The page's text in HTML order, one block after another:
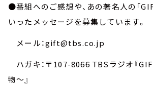
●番組へのご感想や、あの著名人の「
いったメッセージを募集しています。
メール：gift@tbs.co.jp
ハガキ：〒107-8066 TBSラジオ『
物～』